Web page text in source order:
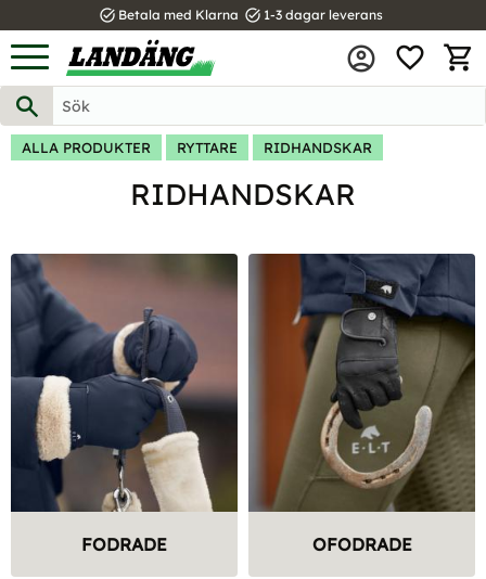
Meny
task_alt Betala med Klarna task_alt 1-3 dagar leverans
ALLA PRODUKTER RYTTARE RIDHANDSKAR
RIDHANDSKAR
FODRADE OFODRADE